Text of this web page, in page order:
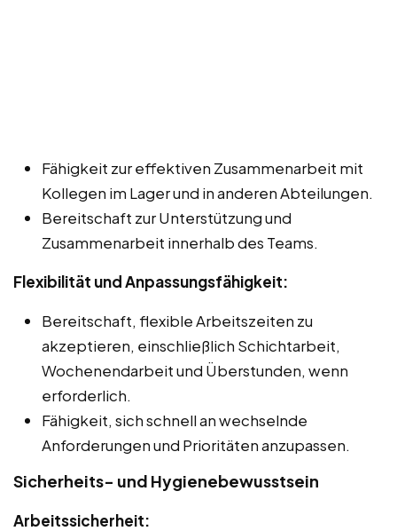
Fähigkeit zur effektiven Zusammenarbeit mit
Kollegen im Lager und in anderen Abteilungen.
Bereitschaft zur Unterstützung und
Zusammenarbeit innerhalb des Teams.
Flexibilität und Anpassungsfähigkeit:
Bereitschaft, flexible Arbeitszeiten zu
akzeptieren, einschließlich Schichtarbeit,
Wochenendarbeit und Überstunden, wenn
erforderlich.
Fähigkeit, sich schnell an wechselnde
Anforderungen und Prioritäten anzupassen.
Sicherheits- und Hygienebewusstsein
Arbeitssicherheit: